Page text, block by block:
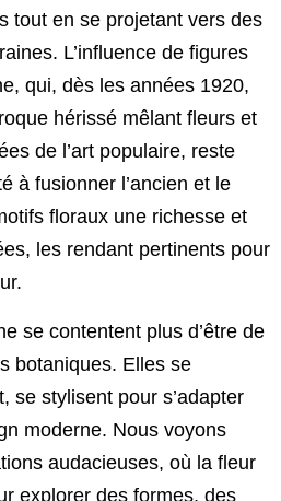
tout en se projetant vers des
L’influence de figures
qui, dès les années 1920,
hérissé mêlant fleurs et
de l’art populaire, reste
à fusionner l’ancien et le
floraux une richesse et
les rendant pertinents pour
se contentent plus d’être de
botaniques. Elles se
se stylisent pour s’adapter
moderne. Nous voyons
audacieuses, où la fleur
explorer des formes, des